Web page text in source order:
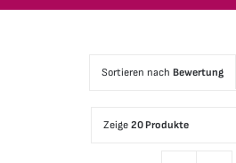
Sortieren nach Bewertung
Zeige 20 Produkte